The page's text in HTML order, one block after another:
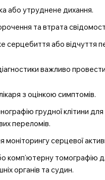
або утруднене дихання.
та втрата
серцебиття або відчуття
важливо
з оцінкою симптомів.
грудної клітини
переломів.
моніторингу серцевої
комп’ютерну томографію
органів та судин.